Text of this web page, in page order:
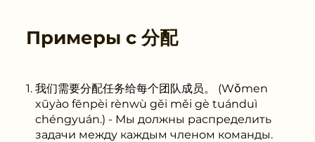
Примеры с 分配
我们需要分配任务给每个团队成员。 (Wǒmen
xūyào fēnpèi rènwù gěi měi gè tuánduì
chéngyuán.) - Мы должны распределить
задачи между каждым членом команды.